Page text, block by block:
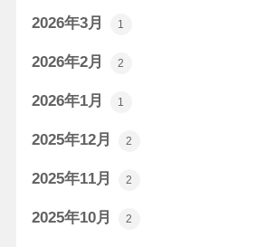
2026年3月 1
2026年2月 2
2026年1月 1
2025年12月 2
2025年11月 2
2025年10月 2